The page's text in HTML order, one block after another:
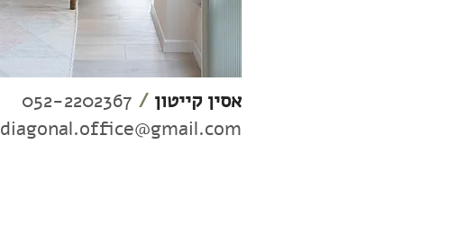
אסין קייטון /
052-2202367
diagonal.office@gmail.com